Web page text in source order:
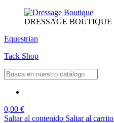
DRESSAGE BOUTIQUE
Equestrian
Tack Shop
0,00 €
Saltar al contenido Saltar al carrito